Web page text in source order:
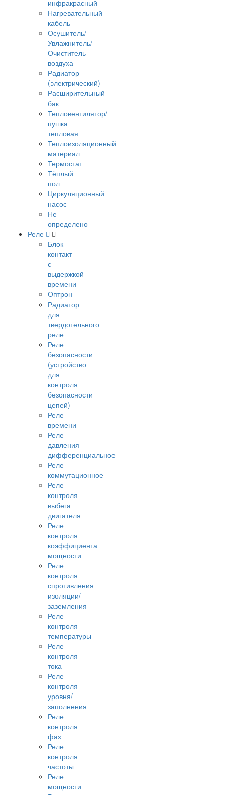
инфракрасный
Нагревательный
кабель
Осушитель/
Увлажнитель/
Очиститель
воздуха
Радиатор
(электрический)
Расширительный
бак
Тепловентилятор/
пушка
тепловая
Теплоизоляционный
материал
Термостат
Тёплый
пол
Циркуляционный
насос
Не
определено
Реле
Блок-
контакт
с
выдержкой
времени
Оптрон
Радиатор
для
твердотельного
реле
Реле
безопасности
(устройство
для
контроля
безопасности
цепей)
Реле
времени
Реле
давления
дифференциальное
Реле
коммутационное
Реле
контроля
выбега
двигателя
Реле
контроля
коэффициента
мощности
Реле
контроля
спротивления
изоляции/
заземления
Реле
контроля
температуры
Реле
контроля
тока
Реле
контроля
уровня/
заполнения
Реле
контроля
фаз
Реле
контроля
частоты
Реле
мощности